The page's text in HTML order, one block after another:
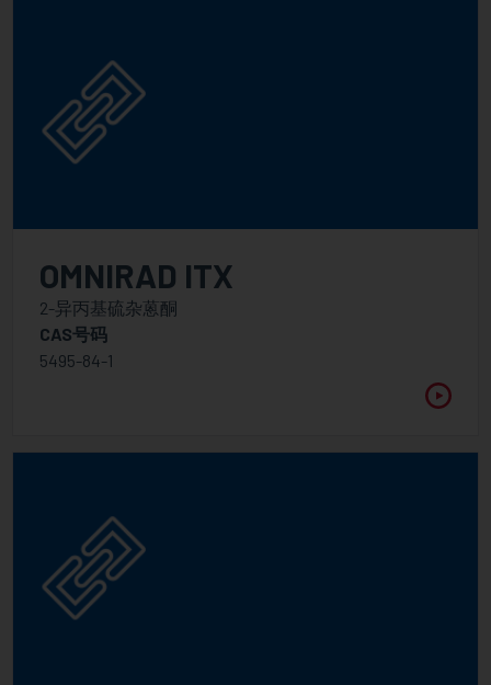
OMNIRAD ITX
2-异丙基硫杂蒽酮
CAS号码
5495-84-1